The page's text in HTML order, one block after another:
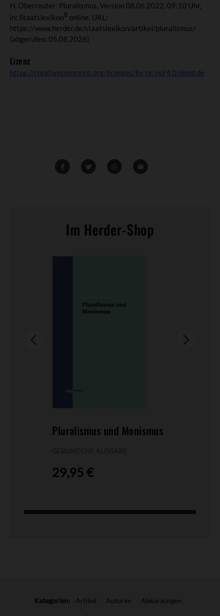
H. Oberreuter: Pluralismus, Version 08.06.2022, 09:10 Uhr,
in: Staatslexikon8 online, URL:
https://www.herder.de/staatslexikon/artikel/pluralismus/
(abgerufen: 05.08.2026)
Lizenz
https://creativecommons.org/licenses/by-nc-nd/4.0/deed.de
Im Herder-Shop
Pluralismus und Monismus
29,95 €
Kategorien: Artikel Autoren Abkürzungen